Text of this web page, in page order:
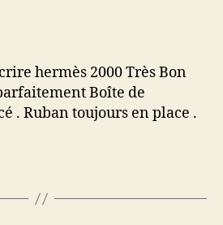
hermès 2000 Très Bon
Boîte de
. Ruban toujours en place .